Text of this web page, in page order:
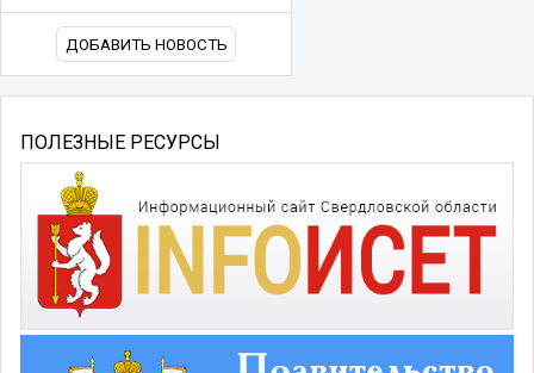
ДОБАВИТЬ НОВОСТЬ
ПОЛЕЗНЫЕ РЕСУРСЫ